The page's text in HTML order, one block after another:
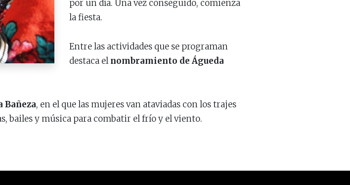
por un día. Una vez conseguido, comienza
la fiesta.
Entre las actividades que se programan
destaca elnombramiento de Águeda
Bañeza, en el que las mujeres van ataviadas con los trajes
bailes y música para combatir el frío y el viento.